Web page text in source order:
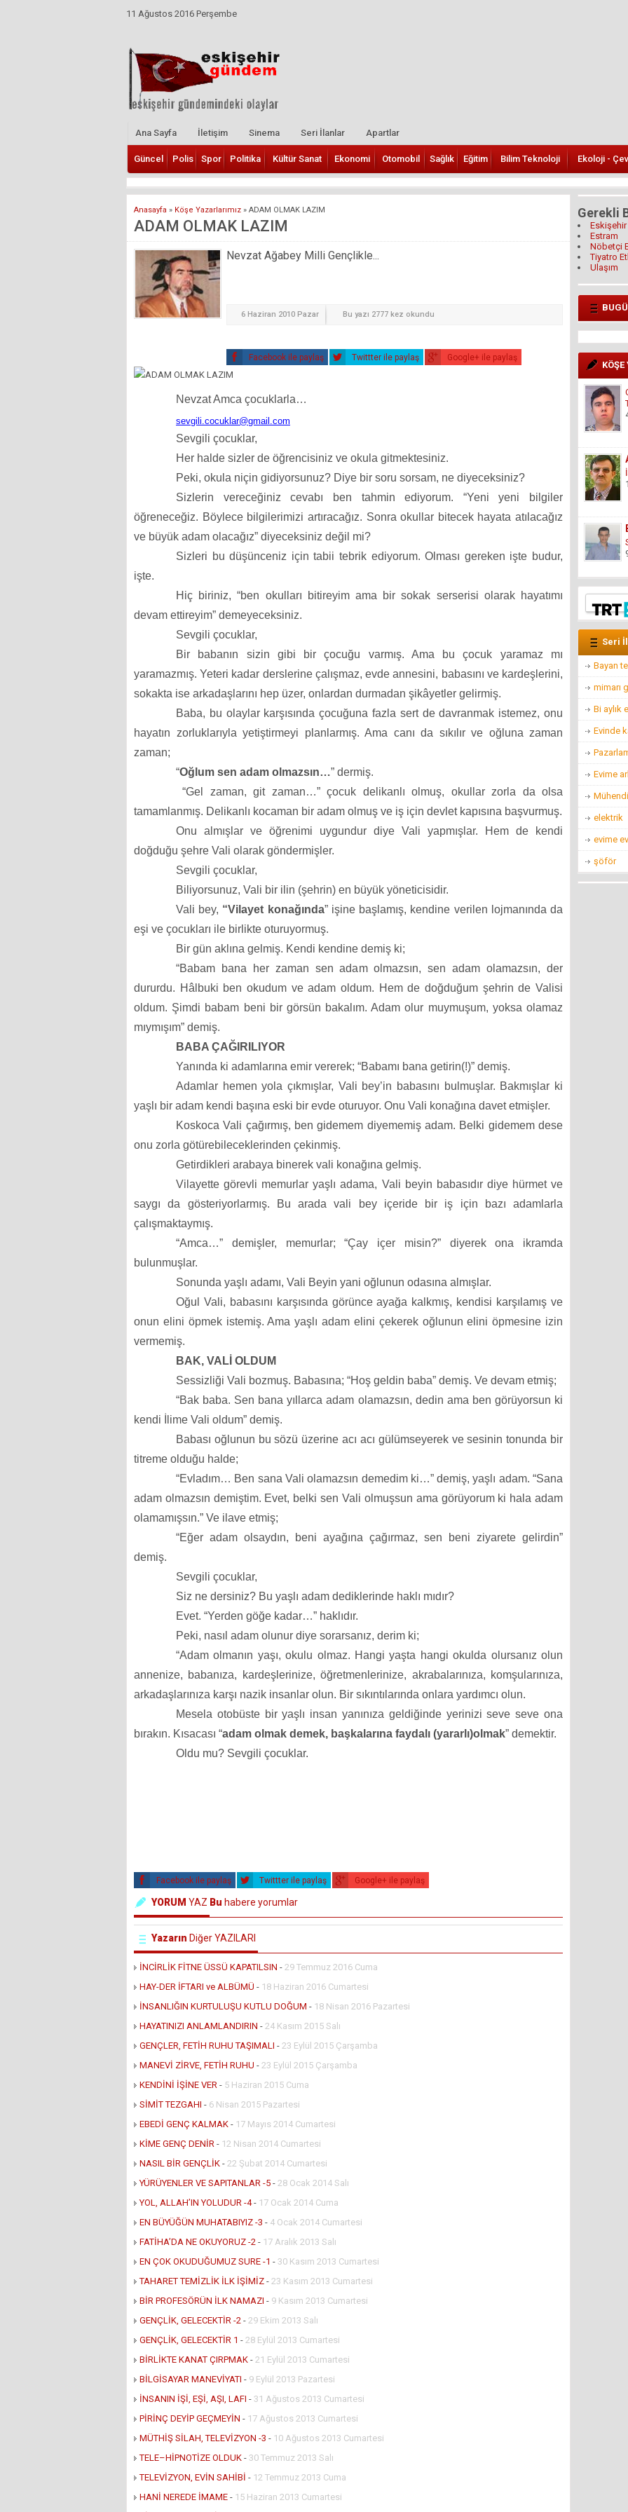
11 Ağustos 2016 Perşembe
Ana Sayfa İletişim Sinema Seri İlanlar Apartlar
Güncel Polis Spor Politika Kültür Sanat Ekonomi Otomobil Sağlık Eğitim Bilim Teknoloji Ekoloji -
Anasayfa » Köşe Yazarlarımız » ADAM OLMAK LAZIM
ADAM OLMAK LAZIM
Nevzat Ağabey Milli Gençlikle...
6 Haziran 2010 Pazar Bu yazı 2777 kez okundu
Facebook ile paylaş Twittter ile paylaş Google+ ile paylaş
Nevzat Amca çocuklarla…
sevgili.cocuklar@gmail.com
Sevgili çocuklar,
Her halde sizler de öğrencisiniz ve okula gitmektesiniz.
Peki, okula niçin gidiyorsunuz? Diye bir soru sorsam, ne diyeceksiniz?
Sizlerin vereceğiniz cevabı ben tahmin ediyorum. “Yeni yeni bilgiler
öğreneceğiz. Böylece bilgilerimizi artıracağız. Sonra okullar bitecek hayata atılacağız
ve büyük adam olacağız” diyeceksiniz değil mi?
Sizleri bu düşünceniz için tabii tebrik ediyorum. Olması gereken işte budur,
işte.
Hiç biriniz, “ben okulları bitireyim ama bir sokak serserisi olarak hayatımı
devam ettireyim” demeyeceksiniz.
Sevgili çocuklar,
Bir babanın sizin gibi bir çocuğu varmış. Ama bu çocuk yaramaz mı
yaramazmış. Yeteri kadar derslerine çalışmaz, evde annesini, babasını ve kardeşlerini,
sokakta ise arkadaşlarını hep üzer, onlardan durmadan şikâyetler gelirmiş.
Baba, bu olaylar karşısında çocuğuna fazla sert de davranmak istemez, onu
hayatın zorluklarıyla yetiştirmeyi planlarmış. Ama canı da sıkılır ve oğluna zaman
zaman;
“Oğlum sen adam olmazsın…” dermiş.
“Gel zaman, git zaman…” çocuk delikanlı olmuş, okullar zorla da olsa
tamamlanmış. Delikanlı kocaman bir adam olmuş ve iş için devlet kapısına başvurmuş.
Onu almışlar ve öğrenimi uygundur diye Vali yapmışlar. Hem de kendi
doğduğu şehre Vali olarak göndermişler.
Sevgili çocuklar,
Biliyorsunuz, Vali bir ilin (şehrin) en büyük yöneticisidir.
Vali bey, “Vilayet konağında” işine başlamış, kendine verilen lojmanında da
eşi ve çocukları ile birlikte oturuyormuş.
Bir gün aklına gelmiş. Kendi kendine demiş ki;
“Babam bana her zaman sen adam olmazsın, sen adam olamazsın, der
dururdu. Hâlbuki ben okudum ve adam oldum. Hem de doğduğum şehrin de Valisi
oldum. Şimdi babam beni bir görsün bakalım. Adam olur muymuşum, yoksa olamaz
mıymışım” demiş.
BABA ÇAĞIRILIYOR
Yanında ki adamlarına emir vererek; “Babamı bana getirin(!)” demiş.
Adamlar hemen yola çıkmışlar, Vali bey’in babasını bulmuşlar. Bakmışlar ki
yaşlı bir adam kendi başına eski bir evde oturuyor. Onu Vali konağına davet etmişler.
Koskoca Vali çağırmış, ben gidemem diyememiş adam. Belki gidemem dese
onu zorla götürebileceklerinden çekinmiş.
Getirdikleri arabaya binerek vali konağına gelmiş.
Vilayette görevli memurlar yaşlı adama, Vali beyin babasıdır diye hürmet ve
saygı da gösteriyorlarmış. Bu arada vali bey içeride bir iş için bazı adamlarla
çalışmaktaymış.
“Amca…” demişler, memurlar; “Çay içer misin?” diyerek ona ikramda
bulunmuşlar.
Sonunda yaşlı adamı, Vali Beyin yani oğlunun odasına almışlar.
Oğul Vali, babasını karşısında görünce ayağa kalkmış, kendisi karşılamış ve
onun elini öpmek istemiş. Ama yaşlı adam elini çekerek oğlunun elini öpmesine izin
vermemiş.
BAK, VALİ OLDUM
Sessizliği Vali bozmuş. Babasına; “Hoş geldin baba” demiş. Ve devam etmiş;
“Bak baba. Sen bana yıllarca adam olamazsın, dedin ama ben görüyorsun ki
kendi İlime Vali oldum” demiş.
Babası oğlunun bu sözü üzerine acı acı gülümseyerek ve sesinin tonunda bir
titreme olduğu halde;
“Evladım… Ben sana Vali olamazsın demedim ki…” demiş, yaşlı adam. “Sana
adam olmazsın demiştim. Evet, belki sen Vali olmuşsun ama görüyorum ki hala adam
olamamışsın.” Ve ilave etmiş;
“Eğer adam olsaydın, beni ayağına çağırmaz, sen beni ziyarete gelirdin”
demiş.
Sevgili çocuklar,
Siz ne dersiniz? Bu yaşlı adam dediklerinde haklı mıdır?
Evet. “Yerden göğe kadar…” haklıdır.
Peki, nasıl adam olunur diye sorarsanız, derim ki;
“Adam olmanın yaşı, okulu olmaz. Hangi yaşta hangi okulda olursanız olun
annenize, babanıza, kardeşlerinize, öğretmenlerinize, akrabalarınıza, komşularınıza,
arkadaşlarınıza karşı nazik insanlar olun. Bir sıkıntılarında onlara yardımcı olun.
Mesela otobüste bir yaşlı insan yanınıza geldiğinde yerinizi seve seve ona
bırakın. Kısacası “adam olmak demek, başkalarına faydalı (yararlı)olmak” demektir.
Oldu mu? Sevgili çocuklar.
Facebook ile paylaş Twittter ile paylaş Google+ ile paylaş
YORUM YAZ Bu habere yorumlar
Yazarın Diğer YAZILARI
İNCİRLİK FİTNE ÜSSÜ KAPATILSIN - 29 Temmuz 2016 Cuma
HAY-DER İFTARI ve ALBÜMÜ - 18 Haziran 2016 Cumartesi
İNSANLIĞIN KURTULUŞU KUTLU DOĞUM - 18 Nisan 2016 Pazartesi
HAYATINIZI ANLAMLANDIRIN - 24 Kasım 2015 Salı
GENÇLER, FETİH RUHU TAŞIMALI - 23 Eylül 2015 Çarşamba
MANEVİ ZİRVE, FETİH RUHU - 23 Eylül 2015 Çarşamba
KENDİNİ İŞİNE VER - 5 Haziran 2015 Cuma
SİMİT TEZGAHI - 6 Nisan 2015 Pazartesi
EBEDİ GENÇ KALMAK - 17 Mayıs 2014 Cumartesi
KİME GENÇ DENİR - 12 Nisan 2014 Cumartesi
NASIL BİR GENÇLİK - 22 Şubat 2014 Cumartesi
YÜRÜYENLER VE SAPITANLAR -5 - 28 Ocak 2014 Salı
YOL, ALLAH’IN YOLUDUR -4- 17 Ocak 2014 Cuma
EN BÜYÜĞÜN MUHATABIYIZ -3 - 4 Ocak 2014 Cumartesi
FATİHA’DA NE OKUYORUZ -2 - 17 Aralık 2013 Salı
EN ÇOK OKUDUĞUMUZ SURE -1 - 30 Kasım 2013 Cumartesi
TAHARET TEMİZLİK İLK İŞİMİZ - 23 Kasım 2013 Cumartesi
BİR PROFESÖRÜN İLK NAMAZI - 9 Kasım 2013 Cumartesi
GENÇLİK, GELECEKTİR -2 - 29 Ekim 2013 Salı
GENÇLİK, GELECEKTİR 1 - 28 Eylül 2013 Cumartesi
BİRLİKTE KANAT ÇIRPMAK - 21 Eylül 2013 Cumartesi
BİLGİSAYAR MANEVİYATI - 9 Eylül 2013 Pazartesi
İNSANIN İŞİ, EŞİ, AŞI, LAFI - 31 Ağustos 2013 Cumartesi
PİRİNÇ DEYİP GEÇMEYİN - 17 Ağustos 2013 Cumartesi
MÜTHİŞ SİLAH, TELEVİZYON -3 - 10 Ağustos 2013 Cumartesi
TELE–HİPNOTİZE OLDUK - 30 Temmuz 2013 Salı
TELEVİZYON, EVİN SAHİBİ - 12 Temmuz 2013 Cuma
HANİ NEREDE İMAME - 15 Haziran 2013 Cumartesi
Gerekli
Estram
Nöbetçi
Tiyatro
Ulaşım
Seri
Bayan
mimarı
Bi aylık
Evinde
Evime
elektrik
evime
şöför